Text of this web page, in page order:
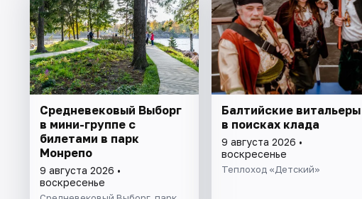
Cредневековый Выборг
в мини-группе c
билетами в парк
Монрепо
9 августа 2026 •
воскресенье
Балтийские витальеры
в поисках клада
9 августа 2026 •
воскресенье
Теплоход «Детский»